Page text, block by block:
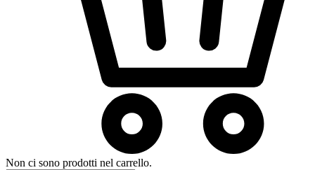
Non ci sono prodotti nel carrello.